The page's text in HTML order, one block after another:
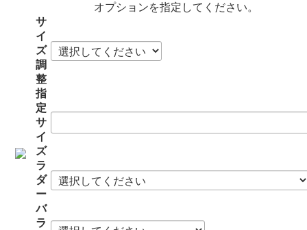
オプションを指定してください。
サ
イ
ズ
調
整
指
定
サ
イ
ズ
ラ
ダ
ー
バ
ラ